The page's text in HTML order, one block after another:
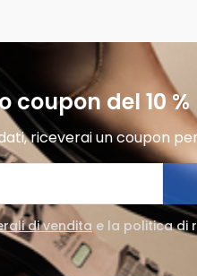
coupon del 10 %
riceverai un coupon
di vendita e la politica di